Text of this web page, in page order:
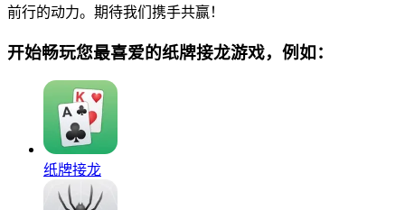
前行的动力。期待我们携手共赢！
开始畅玩您最喜爱的纸牌接龙游戏，例如：
纸牌接龙